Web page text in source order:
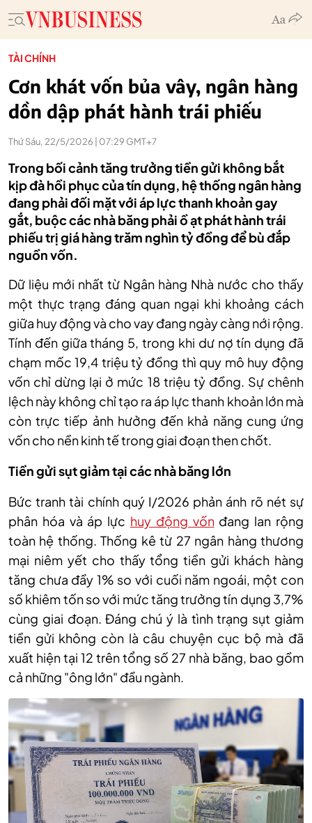
TÀI CHÍNH
Cơn khát vốn bủa vây, ngân hàng
dồn dập phát hành trái phiếu
Thứ Sáu, 22/5/2026 | 07:29 GMT+7
Trong bối cảnh tăng trưởng tiền gửi không bắt
kịp đà hồi phục của tín dụng, hệ thống ngân hàng
đang phải đối mặt với áp lực thanh khoản gay
gắt, buộc các nhà băng phải ồ ạt phát hành trái
phiếu trị giá hàng trăm nghìn tỷ đồng để bù đắp
nguồn vốn.
Dữ liệu mới nhất từ Ngân hàng Nhà nước cho thấy
một thực trạng đáng quan ngại khi khoảng cách
giữa huy động và cho vay đang ngày càng nới rộng.
Tính đến giữa tháng 5, trong khi dư nợ tín dụng đã
chạm mốc 19,4 triệu tỷ đồng thì quy mô huy động
vốn chỉ dừng lại ở mức 18 triệu tỷ đồng. Sự chênh
lệch này không chỉ tạo ra áp lực thanh khoản lớn mà
còn trực tiếp ảnh hưởng đến khả năng cung ứng
vốn cho nền kinh tế trong giai đoạn then chốt.
Tiền gửi sụt giảm tại các nhà băng lớn
Bức tranh tài chính quý I/2026 phản ánh rõ nét sự
phân hóa và áp lực huy động vốnđang lan rộng
toàn hệ thống. Thống kê từ 27 ngân hàng thương
mại niêm yết cho thấy tổng tiền gửi khách hàng
tăng chưa đầy 1% so với cuối năm ngoái, một con
số khiêm tốn so với mức tăng trưởng tín dụng 3,7%
cùng giai đoạn. Đáng chú ý là tình trạng sụt giảm
tiền gửi không còn là câu chuyện cục bộ mà đã
xuất hiện tại 12 trên tổng số 27 nhà băng, bao gồm
cả những "ông lớn" đầu ngành.